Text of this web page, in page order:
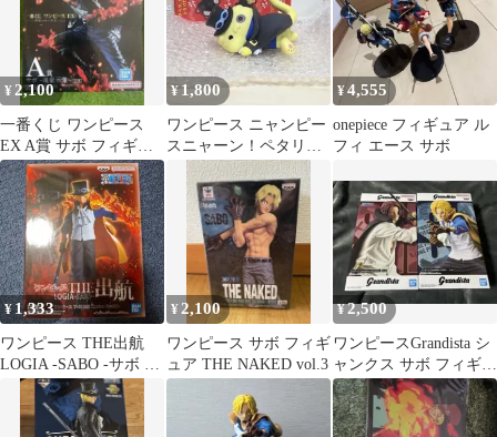
¥ 2,100
一番くじ ワンピース
EX A賞 サボ フィギュ
ア
¥ 1,800
ワンピース ニャンピー
スニャーン！ペタリ！
¥4,555
onepiece フィギュア ル
フィ エース サボ
¥1,333
ワンピース THE出航
LOGIA -SABO -サボ フ
ィギュア
¥ 2,100
ワンピース サボ フィギ
ュア THE NAKED vol.3
¥2,500
ワンピースGrandista シ
ャンクス サボ フィギュ
ア2種セットグランジス
タ